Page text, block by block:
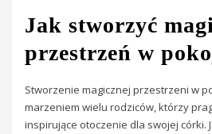
Jak stworzyć
przestrzeń w
Stworzenie magicznej przestrzeni w
marzeniem wielu rodziców, którzy
inspirujące otoczenie dla swojej córki.